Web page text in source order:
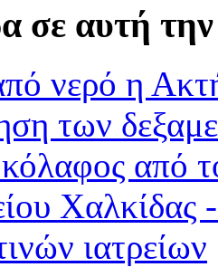
σε αυτή
νερό η
των
από
Χαλκίδας -
ιατρείων